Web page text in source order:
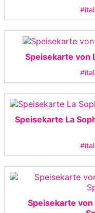
Speisekarte von
Speisekarte La
Speisekarte von